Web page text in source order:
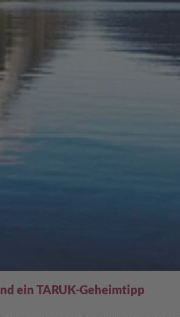
ein TARUK-Geheimtipp